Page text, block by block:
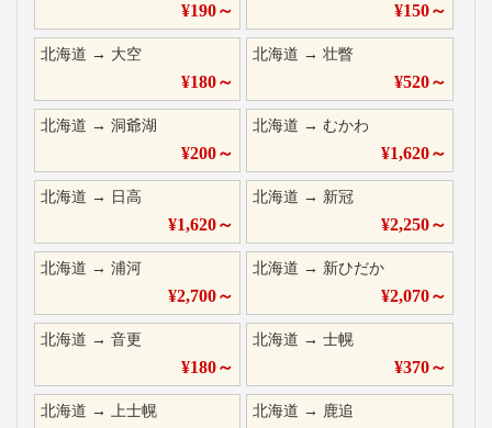
¥190～ ¥150～
北海道 → 大空
¥180～
北海道 →壮瞥
¥520～
北海道 → 洞爺湖
¥200～
北海道 →むかわ
¥1,620～
北海道 → 日高
¥1,620～
北海道 → 新冠
¥2,250～
北海道 → 浦河
¥2,700～
北海道 → 新ひだか
¥2,070～
北海道 → 音更
¥180～
北海道 →士幌
¥370～
北海道 → 上士幌 北海道 → 鹿追